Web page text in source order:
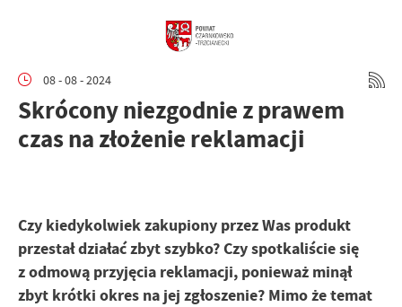
08 - 08 - 2024
Skrócony niezgodnie z prawem
czas na złożenie reklamacji
Czy kiedykolwiek zakupiony przez Was produkt
przestał działać zbyt szybko? Czy spotkaliście się
z odmową przyjęcia reklamacji, ponieważ minął
zbyt krótki okres na jej zgłoszenie? Mimo że temat